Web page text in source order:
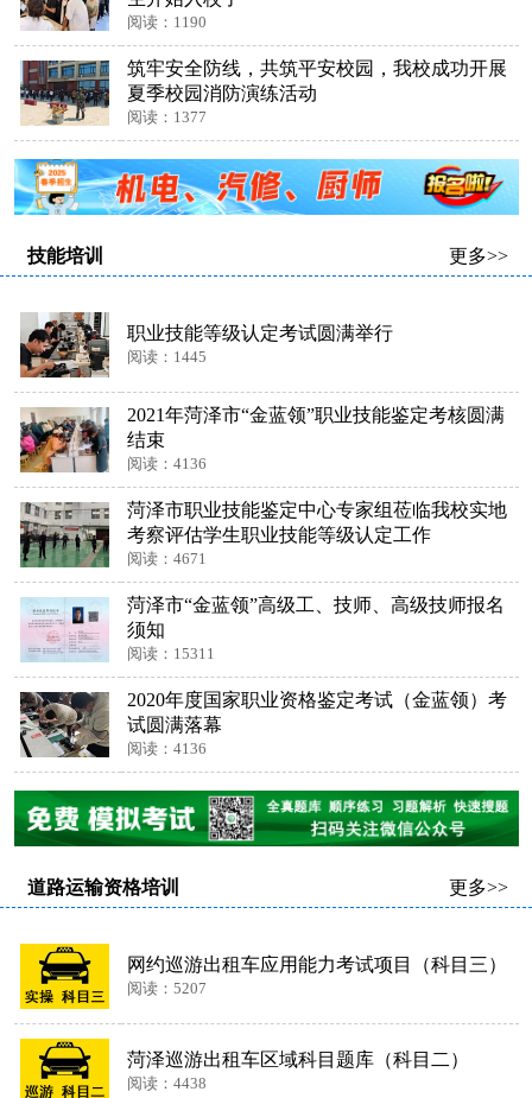
阅读：1190
筑牢安全防线，共筑平安校园，我校成功开展
夏季校园消防演练活动
阅读：1377
技能培训 更多>>
职业技能等级认定考试圆满举行
阅读：1445
2021年菏泽市“金蓝领”职业技能鉴定考核圆满
结束
阅读：4136
菏泽市职业技能鉴定中心专家组莅临我校实地
考察评估学生职业技能等级认定工作
阅读：4671
菏泽市“金蓝领”高级工、技师、高级技师报名
须知
阅读：15311
2020年度国家职业资格鉴定考试（金蓝领）考
试圆满落幕
阅读：4136
道路运输资格培训 更多>>
网约巡游出租车应用能力考试项目（科目三）
阅读：5207
菏泽巡游出租车区域科目题库（科目二）
阅读：4438